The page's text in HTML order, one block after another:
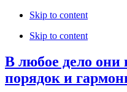
Skip to content
Skip to content
В любое дело они
порядок и